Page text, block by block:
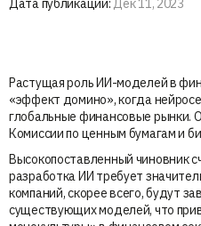
Дата публикации: Дек 11, 2023
Растущая роль ИИ-моделей в
«эффект домино», когда
глобальные финансовые рынки.
Комиссии по ценным бумагам и
Высокопоставленный чиновник
разработка ИИ требует
компаний, скорее всего, будут
существующих моделей, что